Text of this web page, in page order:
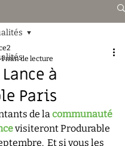
à
Paris
1 min de lecture
de la communauté
visiteront Produrable
Et si vous les